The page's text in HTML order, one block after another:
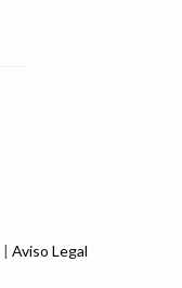
| Aviso Legal